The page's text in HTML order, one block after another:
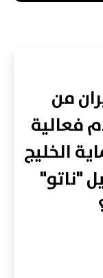
من
فعالية
الخليج
"ناتو"